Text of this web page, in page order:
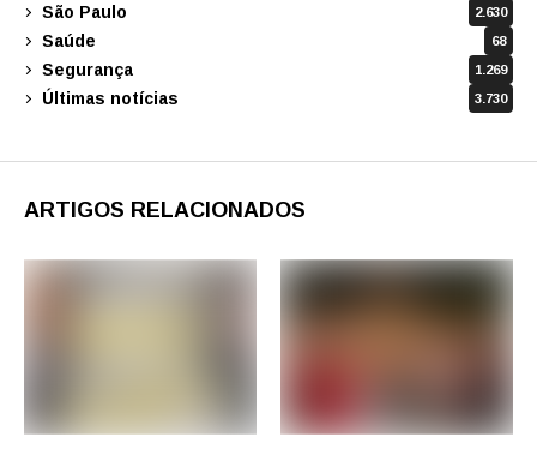
São Paulo 2.630
Saúde 68
Segurança 1.269
Últimas notícias 3.730
ARTIGOS RELACIONADOS